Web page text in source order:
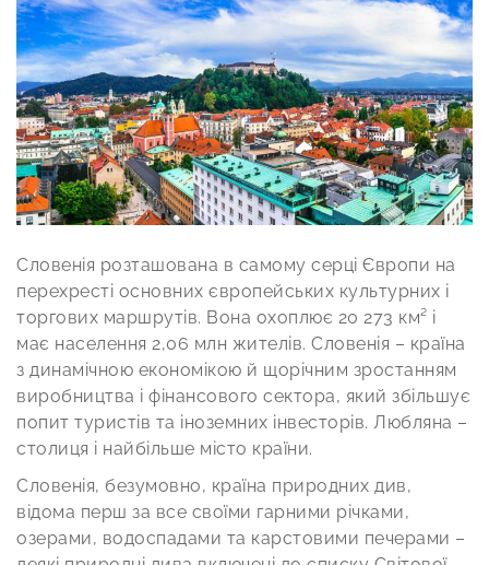
Словенія розташована в самому серці Європи на
перехресті основних європейських культурних і
торгових маршрутів. Вона охоплює 20 273 км² і
має населення 2,06 млн жителів. Словенія – країна
з динамічною економікою й щорічним зростанням
виробництва і фінансового сектора, який збільшує
попит туристів та іноземних інвесторів. Любляна –
столиця і найбільше місто країни.
Словенія, безумовно, країна природних див,
відома перш за все своїми гарними річками,
озерами, водоспадами та карстовими печерами –